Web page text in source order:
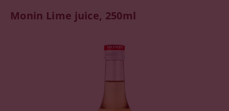
Monin Lime juice, 250ml